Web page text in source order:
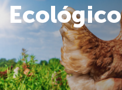
Ecológico